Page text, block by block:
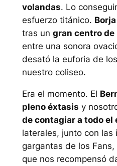
volandas. Lo
esfuerzo titánico.
tras un gran centro de
entre una sonora
desató la euforia de
nuestro coliseo.
Era el momento. El
pleno éxtasis y
de contagiar a todo el
laterales, junto con las
gargantas de los
que nos recompensó